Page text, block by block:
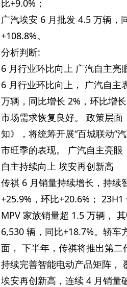
比+9.0%；
广汽埃安 6 月批发 4.5 万辆，
+108.8%。
分析判断:
6 月行业环比向上 广汽自主亮
6 月行业环比向上， 广汽自主
万辆，同比增长 2%，环比增
市场需求恢复良好。 政策层
知》，将统筹开展“百城联动”
市旺季的表现。 广汽自主亮眼
自主持续向上 埃安再创新高
传祺 6 月销量持续增长，持续
+25.9%，环比+20.6%；
MPV 家族销量超 1.5 万辆，
6,530 辆，同比+18.7%。轿车
面， 下半年，传祺将推出第二
持续完善智能电动产品矩阵，
埃安再创新高，连续 4 月销量